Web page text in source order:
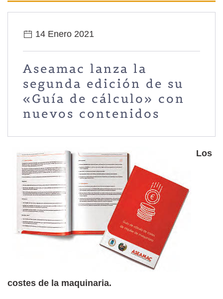
14 Enero 2021
Aseamac lanza la
segunda edición de su
«Guía de cálculo» con
nuevos contenidos
Los
costes de la maquinaria.